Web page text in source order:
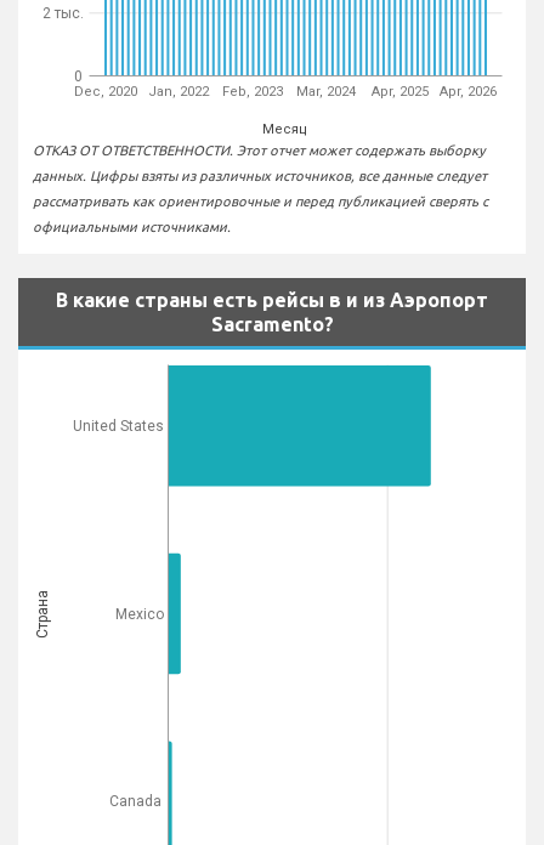
Dec, 2020 Jan, 2022 Feb, 2023 Mar, 2024 Apr, 2025 Apr, 2026
Месяц
0
2 тыс.
ОТКАЗ ОТ ОТВЕТСТВЕННОСТИ. Этот отчет может содержать выборку
данных. Цифры взяты из различных источников, все данные следует
рассматривать как ориентировочные и перед публикацией сверять с
официальными источниками.
В какие страны есть рейсы в и из Аэропорт
Sacramento?
United States
Mexico
Canada
Страна